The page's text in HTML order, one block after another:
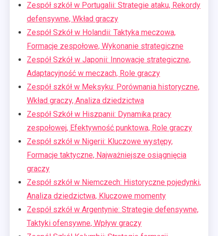
Zespół szkół w Portugalii: Strategie ataku, Rekordy
defensywne, Wkład graczy
Zespół Szkół w Holandii: Taktyka meczowa,
Formacje zespołowe, Wykonanie strategiczne
Zespół Szkół w Japonii: Innowacje strategiczne,
Adaptacyjność w meczach, Role graczy
Zespół szkół w Meksyku: Porównania historyczne,
Wkład graczy, Analiza dziedzictwa
Zespół Szkół w Hiszpanii: Dynamika pracy
zespołowej, Efektywność punktowa, Role graczy
Zespół szkół w Nigerii: Kluczowe występy,
Formacje taktyczne, Najważniejsze osiągnięcia
graczy
Zespół szkół w Niemczech: Historyczne pojedynki,
Analiza dziedzictwa, Kluczowe momenty
Zespół szkół w Argentynie: Strategie defensywne,
Taktyki ofensywne, Wpływ graczy